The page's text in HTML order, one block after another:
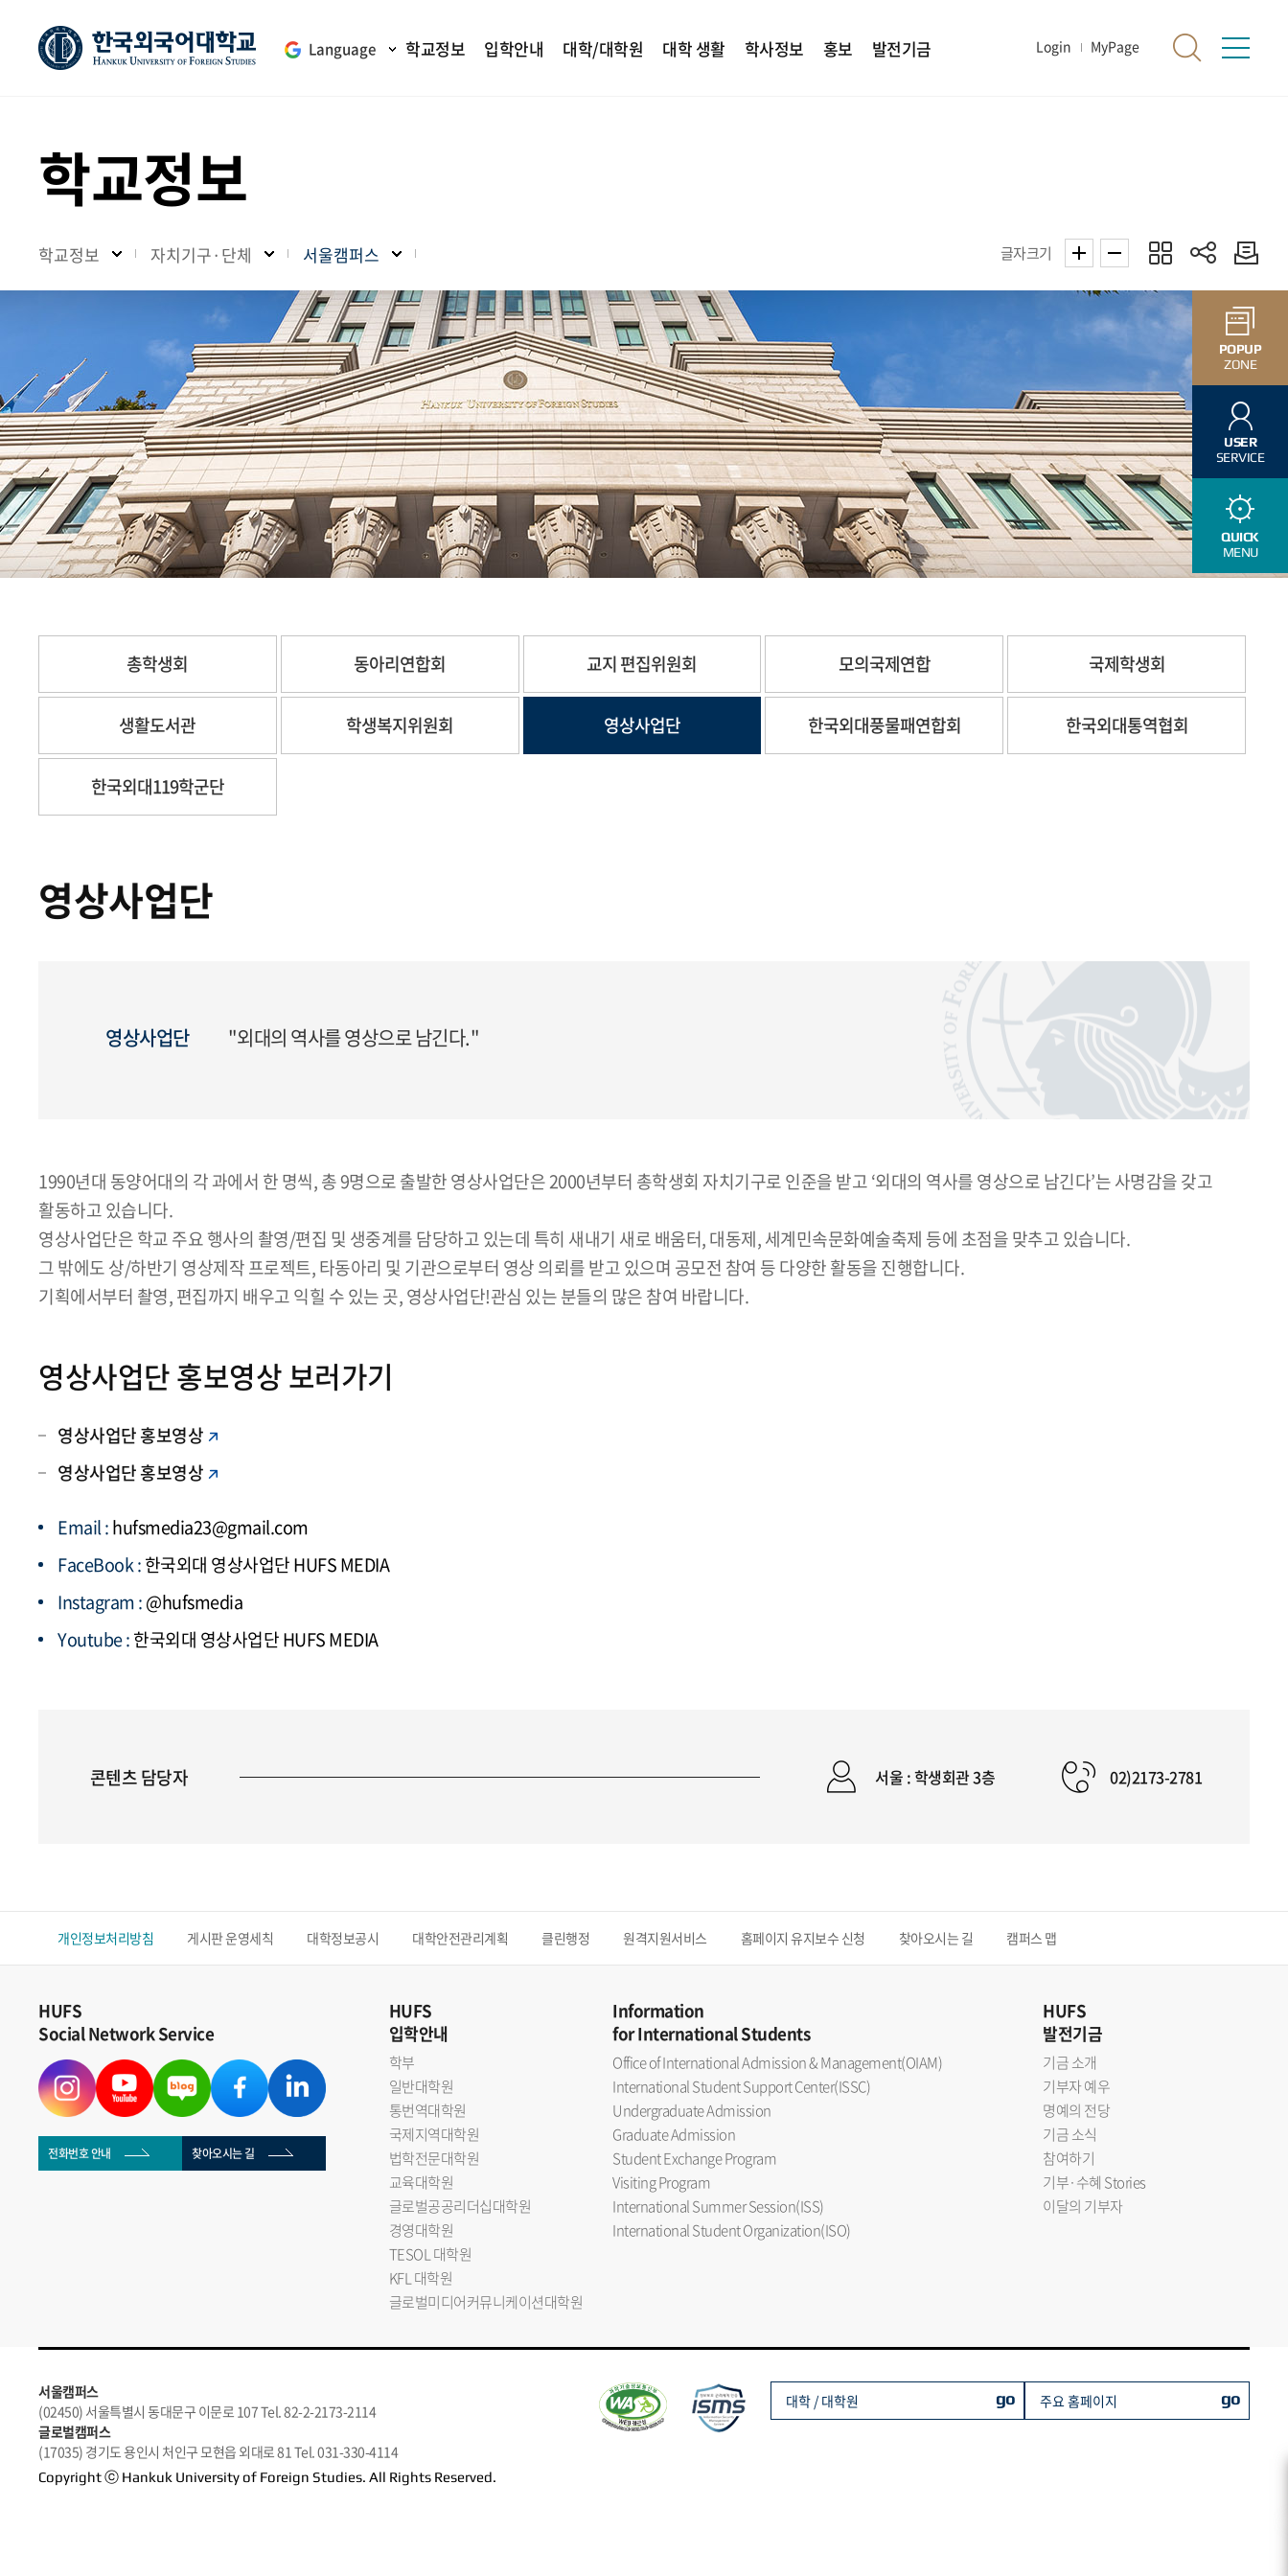
Language 학교정보 입학안내 대학/대학원 대학 생활 학사정보 홍보 발전기금 Login MyPage
POPUP
ZONE
USER
SERVICE
QUICK
MENU
학교정보
학교정보 자치기구·단체 서울캠퍼스 글자크기
총학생회 동아리연합회 교지 편집위원회 모의국제연합 국제학생회
생활도서관 학생복지위원회 영상사업단 한국외대풍물패연합회 한국외대통역협회
한국외대119학군단
영상사업단
영상사업단 "외대의 역사를 영상으로 남긴다."
1990년대 동양어대의 각 과에서 한 명씩, 총 9명으로 출발한 영상사업단은 2000년부터 총학생회 자치기구로 인준을 받고 ‘외대의 역사를 영상으로 남긴다’는 사명감을 갖고
활동하고 있습니다.
영상사업단은 학교 주요 행사의 촬영/편집 및 생중계를 담당하고 있는데 특히 새내기 새로 배움터, 대동제, 세계민속문화예술축제 등에 초점을 맞추고 있습니다.
그 밖에도 상/하반기 영상제작 프로젝트, 타동아리 및 기관으로부터 영상 의뢰를 받고 있으며 공모전 참여 등 다양한 활동을 진행합니다.
기획에서부터 촬영, 편집까지 배우고 익힐 수 있는 곳, 영상사업단!관심 있는 분들의 많은 참여 바랍니다.
영상사업단 홍보영상 보러가기
영상사업단 홍보영상
영상사업단 홍보영상
Email :hufsmedia23@gmail.com
FaceBook :한국외대 영상사업단 HUFS MEDIA
Instagram :@hufsmedia
Youtube :한국외대 영상사업단 HUFS MEDIA
콘텐츠 담당자 서울 : 학생회관 3층 02)2173-2781
개인정보처리방침 게시판 운영세칙 대학정보공시 대학안전관리계획 클린행정 원격지원서비스 홈페이지 유지보수 신청 찾아오시는 길 캠퍼스 맵
HUFS
Social Network Service
전화번호 안내 찾아오시는 길
HUFS
입학안내
학부
일반대학원
통번역대학원
국제지역대학원
법학전문대학원
교육대학원
글로벌공공리더십대학원
경영대학원
TESOL 대학원
KFL 대학원
글로벌미디어커뮤니케이션대학원
Information
for International Students
Office of International Admission & Management(OIAM)
International Student Support Center(ISSC)
Undergraduate Admission
Graduate Admission
Student Exchange Program
Visiting Program
International Summer Session(ISS)
International Student Organization(ISO)
HUFS
발전기금
기금 소개
기부자 예우
명예의 전당
기금 소식
참여하기
기부·수혜 Stories
이달의 기부자
서울캠퍼스
(02450) 서울특별시 동대문구 이문로 107 Tel. 82-2-2173-2114
글로벌캠퍼스
(17035) 경기도 용인시 처인구 모현읍 외대로 81 Tel. 031-330-4114
Copyright ⓒ Hankuk University of Foreign Studies. All Rights Reserved.
대학 / 대학원 go 주요 홈페이지 go